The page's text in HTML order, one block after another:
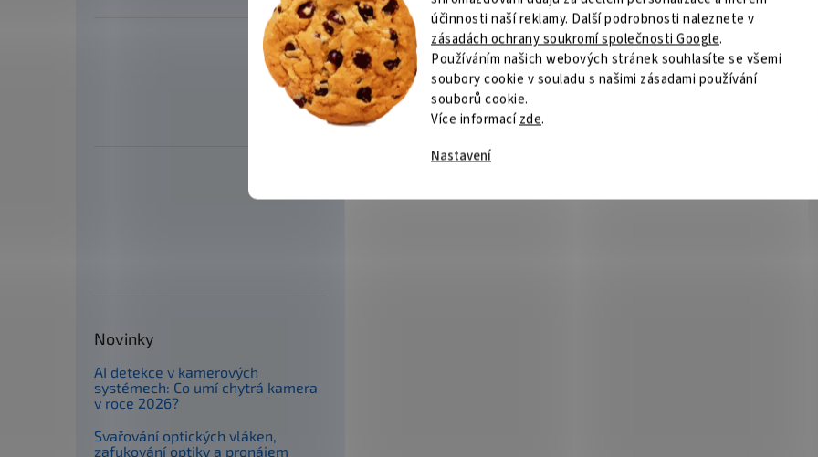
účinnosti naší reklamy. Další podrobnosti naleznete v
zásadách ochrany soukromí společnosti Google.
Používáním našich webových stránek souhlasíte se všemi
soubory cookie v souladu s našimi zásadami používání
souborů cookie.
Více informacízde.
Nastavení
Novinky
AI detekce v kamerových
systémech: Co umí chytrá kamera
v roce 2026?
Svařování optických vláken,
zafukování optiky a pronájem